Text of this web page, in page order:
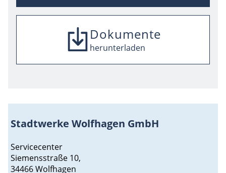
Dokumente
herunterladen
SEPA-Mandat
herunterladen
Umzugsmeldung
herunterladen
Stadtwerke Wolfhagen GmbH
Servicecenter
Siemensstraße 10,
34466 Wolfhagen